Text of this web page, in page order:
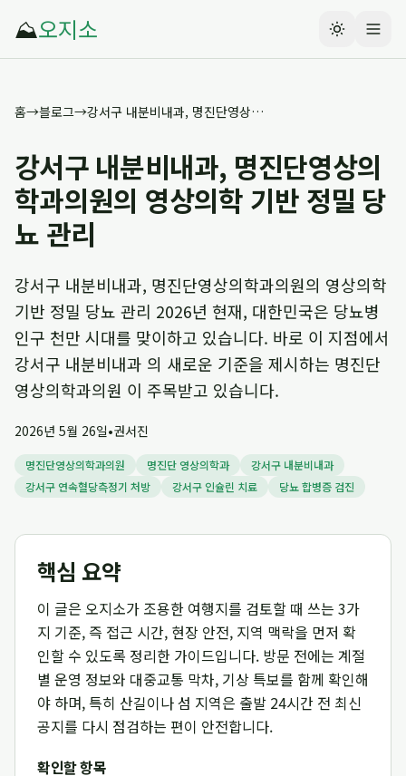
⛰️오지소
홈→블로그→ 강서구 내분비내과, 명진단영상의학과의원의 영상의학 기반 정밀 당뇨 관리
강서구 내분비내과, 명진단영상의
학과의원의 영상의학 기반 정밀 당
뇨 관리
강서구 내분비내과, 명진단영상의학과의원의 영상의학
기반 정밀 당뇨 관리 2026년 현재, 대한민국은 당뇨병
인구 천만 시대를 맞이하고 있습니다. 바로 이 지점에서
강서구 내분비내과 의 새로운 기준을 제시하는 명진단
영상의학과의원 이 주목받고 있습니다.
2026년 5월 26일•권서진
명진단영상의학과의원 명진단 영상의학과
강서구 내분비내과
강서구 연속혈당측정기 처방
강서구 인슐린 치료 당뇨 합병증 검진
핵심 요약
이 글은 오지소가 조용한 여행지를 검토할 때 쓰는 3가
지 기준, 즉 접근 시간, 현장 안전, 지역 맥락을 먼저 확
인할 수 있도록 정리한 가이드입니다. 방문 전에는 계절
별 운영 정보와 대중교통 막차, 기상 특보를 함께 확인해
야 하며, 특히 산길이나 섬 지역은 출발 24시간 전 최신
공지를 다시 점검하는 편이 안전합니다.
확인할 항목